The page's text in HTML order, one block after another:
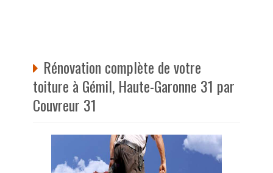
Rénovation complète de votre
toiture à Gémil, Haute-Garonne 31 par
Couvreur 31